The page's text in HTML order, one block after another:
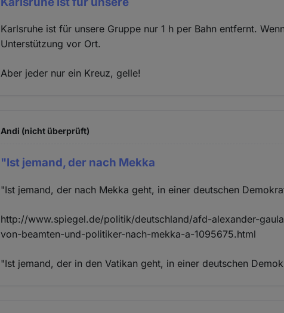
Karlsruhe ist für unsere Gruppe nur 1 h per Bahn entfernt.
Unterstützung vor Ort.
Aber jeder nur ein Kreuz, gelle!
Andi (nicht überprüft)
"Ist jemand, der nach Mekka
"Ist jemand, der nach Mekka geht, in einer deutschen
http://www.spiegel.de/politik/deutschland/afd-alexander-
von-beamten-und-politiker-nach-mekka-a-1095675.html
"Ist jemand, der in den Vatikan geht, in einer deutschen